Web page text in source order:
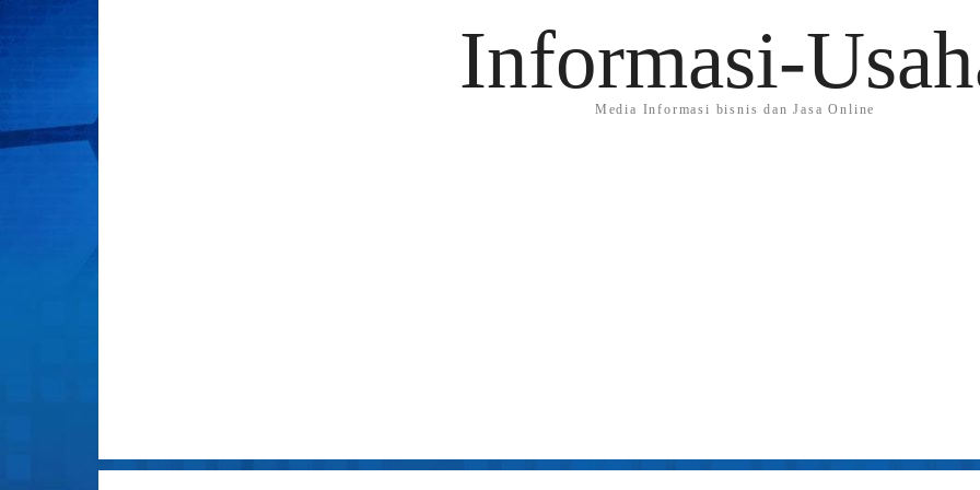
Informasi-
Media Informasi bisnis dan Jasa Online